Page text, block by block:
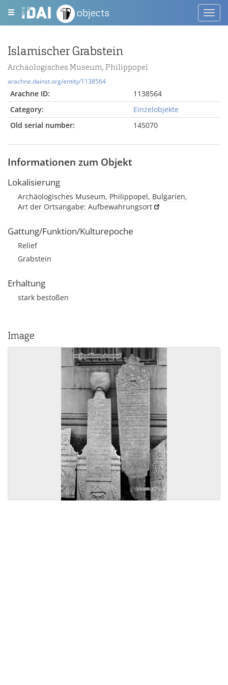
objects
Islamischer Grabstein
Archäologisches Museum, Philippopel
arachne.dainst.org/entity/1138564
Arachne ID:
1138564
Category:
Einzelobjekte
Old serial number:
145070
Informationen zum Objekt
Lokalisierung
Archäologisches Museum, Philippopel, Bulgarien,
Art der Ortsangabe: Aufbewahrungsort
Gattung/Funktion/Kulturepoche
Relief
Grabstein
Erhaltung
stark bestoßen
Image